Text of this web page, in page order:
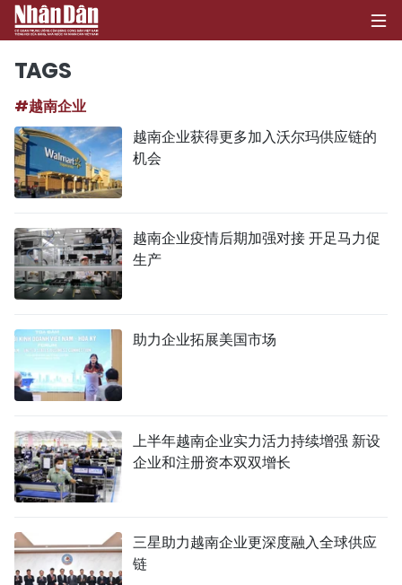
政治
社会
文化
旅游
史海
TAGS
#越南企业
越南企业获得更多加入沃尔玛供应链的
机会
越南企业疫情后期加强对接 开足马力促
生产
助力企业拓展美国市场
上半年越南企业实力活力持续增强 新设
企业和注册资本双双增长
三星助力越南企业更深度融入全球供应
链